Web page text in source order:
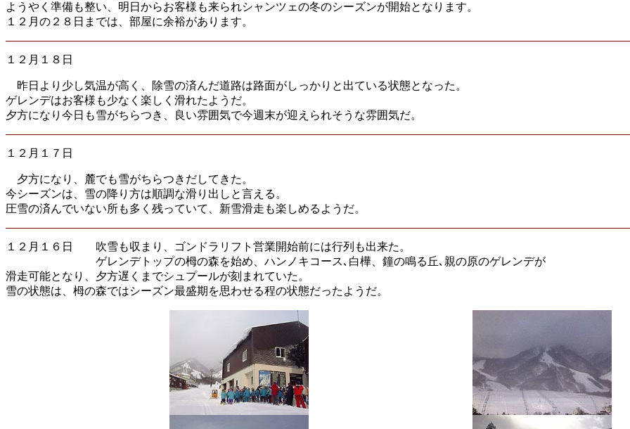
ようやく準備も整い、明日からお客様も来られシャンツェの冬のシーズンが開始となります。
１２月の２８日までは、部屋に余裕があります。
１２月１８日
昨日より少し気温が高く、除雪の済んだ道路は路面がしっかりと出ている状態となった。
ゲレンデはお客様も少なく楽しく滑れたようだ。
夕方になり今日も雪がちらつき、良い雰囲気で今週末が迎えられそうな雰囲気だ。
１２月１７日
夕方になり、麓でも雪がちらつきだしてきた。
今シーズンは、雪の降り方は順調な滑り出しと言える。
圧雪の済んでいない所も多く残っていて、新雪滑走も楽しめるようだ。
１２月１６日 吹雪も収まり、ゴンドラリフト営業開始前には行列も出来た。
ゲレンデトップの栂の森を始め、ハンノキコース､白樺、鐘の鳴る丘､親の原のゲレンデが
滑走可能となり、夕方遅くまでシュプールが刻まれていた。
雪の状態は、栂の森ではシーズン最盛期を思わせる程の状態だったようだ。